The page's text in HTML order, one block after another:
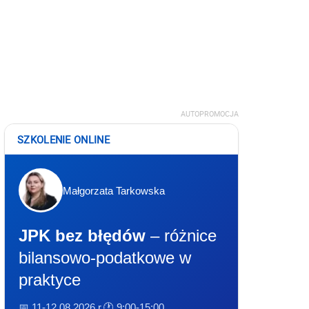
AUTOPROMOCJA
SZKOLENIE ONLINE
Małgorzata Tarkowska
JPK bez błędów – różnice
bilansowo-podatkowe w
praktyce